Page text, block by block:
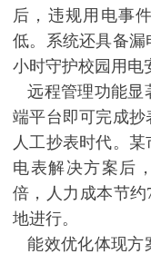
后，违规用电事
低。系统还具备
小时守护校园用电
远程管理功能显
端平台即可完成抄
人工抄表时代。
电表解决方案后
倍，人力成本节
地进行。
能效优化体现方